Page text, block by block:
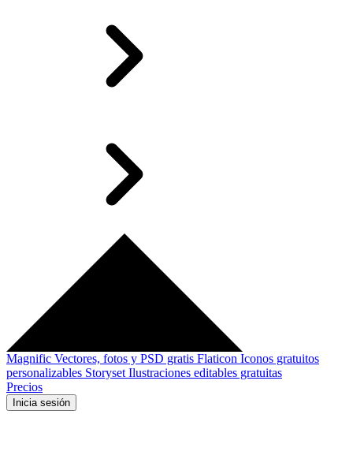
Magnific Vectores, fotos y PSD gratis Flaticon Iconos gratuitos
personalizables Storyset Ilustraciones editables gratuitas
Precios
Inicia sesión